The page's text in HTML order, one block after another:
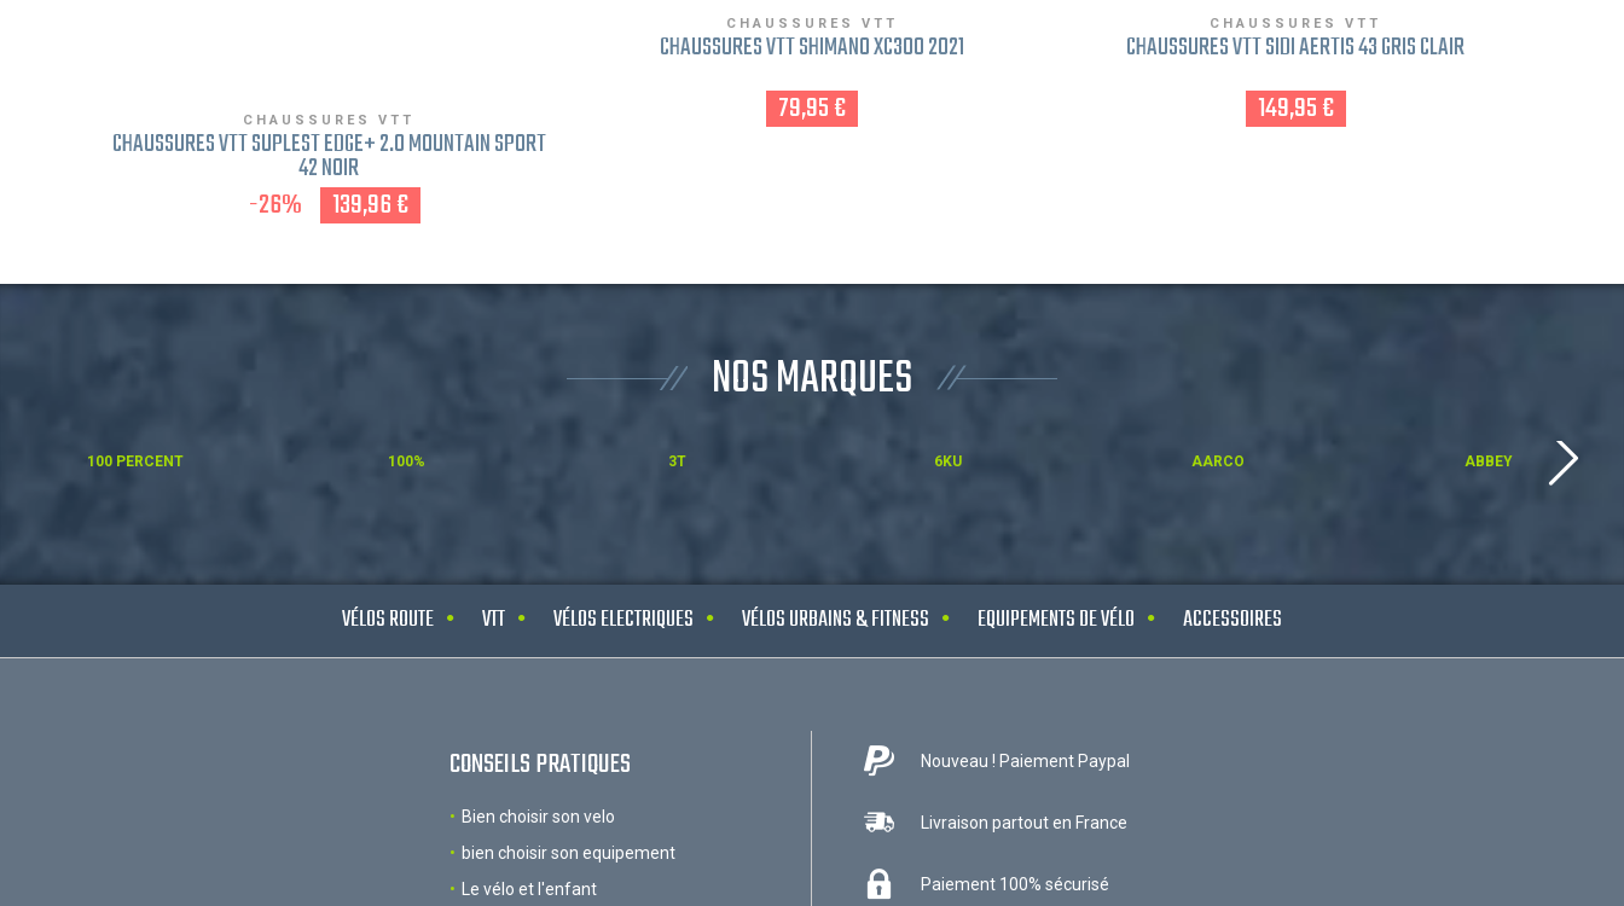
CHAUSSURES VTT
CHAUSSURES VTT SUPLEST EDGE+ 2.0 MOUNTAIN SPORT
42 NOIR
-26% 139,96 €
CHAUSSURES VTT
CHAUSSURES VTT SHIMANO XC300 2021
79,95 €
CHAUSSURES VTT
CHAUSSURES VTT SIDI AERTIS 43 GRIS CLAIR
149,95 €
NOS MARQUES
100 PERCENT 100% 3T 6KU AARCO ABBEY
VÉLOS ROUTE VTT VÉLOS ELECTRIQUES VÉLOS URBAINS & FITNESS EQUIPEMENTS DE VÉLO ACCESSOIRES
CONSEILS PRATIQUES
Bien choisir son velo
bien choisir son equipement
Le vélo et l'enfant
Nouveau ! Paiement Paypal
Livraison partout en France
Paiement 100% sécurisé